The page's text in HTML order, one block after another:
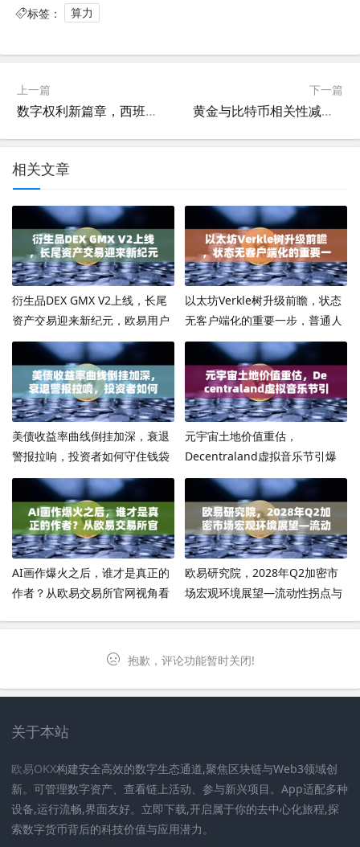
标签： 算力
上一篇
数字权利新篇章，西班牙议会通过数字权利宪章，加密资产条款引发全球关注
下一篇
黄金与比特币相关性减弱，数字黄金叙事再获验证
相关文章
衍生品DEX GMX V2上线，长尾
资产交易迎来新纪元，欧易用户
如何抢占先机？
以太坊Verkle树升级前瞻，状态
无客户端化的重要一步，普通人
如何提前布局？
美债收益率曲线倒挂加深，衰退
警报拉响，投资者如何守住钱袋
子？
元宇宙土地价值重估，
Decentraland虚拟音乐节引爆
数字地产新浪潮
AI画作爆火之后，谁才是真正的
作者？从欧易交易所官网视角看
欧易研究院，2028年Q2加密市
场宏观环境展望—流动性拐点与
抱歉，评论功能暂时关闭!
关于本站
欧易OKX构建安全高效的数字生态通道,聚焦区块链与Web3领域创
新。可管理数字资产、查看链上活动、参与新兴项目。App适配多种
设备,运行流畅,界面友好。立即下载,开启属于你的去中心化旅程,探
索数字货币背后的科技价值与应用潜力。